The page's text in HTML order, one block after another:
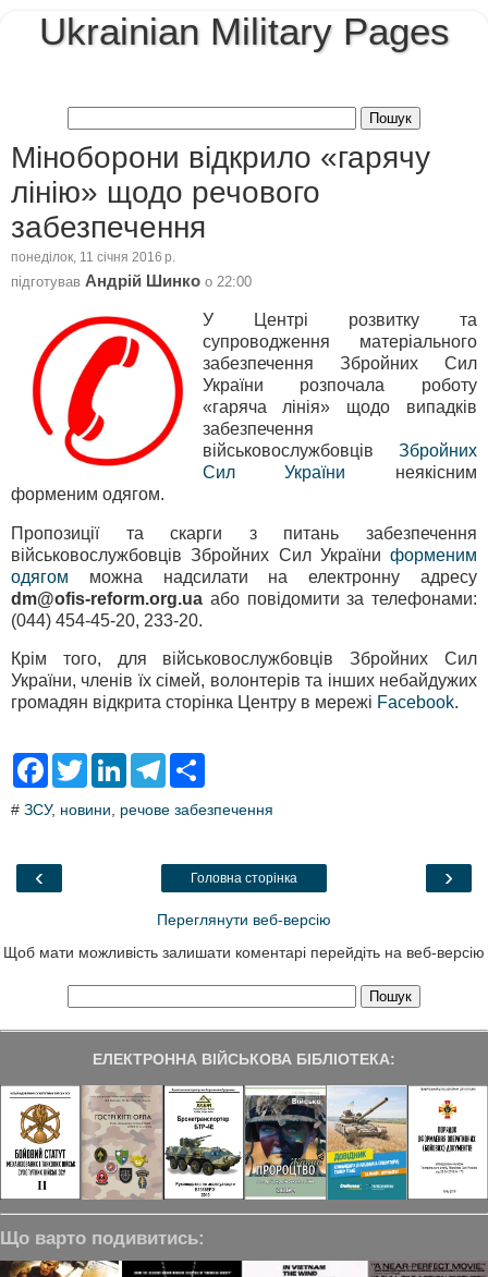
Ukrainian Military Pages
Міноборони відкрило «гарячу
лінію» щодо речового
забезпечення
понеділок, 11 січня 2016 р.
підготував Андрій Шинко о 22:00
У Центрі розвитку та
супроводження матеріального
забезпечення Збройних Сил
України розпочала роботу
«гаряча лінія» щодо випадків
забезпечення
військовослужбовців Збройних
Сил України неякісним
форменим одягом.
Пропозиції та скарги з питань забезпечення
військовослужбовців Збройних Сил України форменим
одягом можна надсилати на електронну адресу
dm@ofis-reform.org.ua або повідомити за телефонами:
(044) 454-45-20, 233-20.
Крім того, для військовослужбовців Збройних Сил
України, членів їх сімей, волонтерів та інших небайдужих
громадян відкрита сторінка Центру в мережі Facebook.
F
e
o
T
t
L
k
T
e
a
r
# ЗСУ, новини речове забезпечення
‹ ›
Головна сторінка
Переглянути веб-версію
Щоб мати можливість залишати коментарі перейдіть на веб-версію
ЕЛЕКТРОННА ВІЙСЬКОВА БІБЛІОТЕКА:
Що варто подивитись: